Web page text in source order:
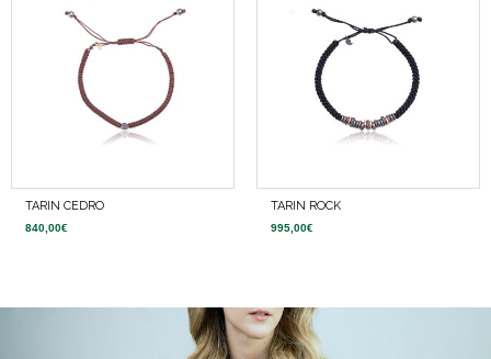
TARIN CEDRO
840,00€
TARIN ROCK
995,00€